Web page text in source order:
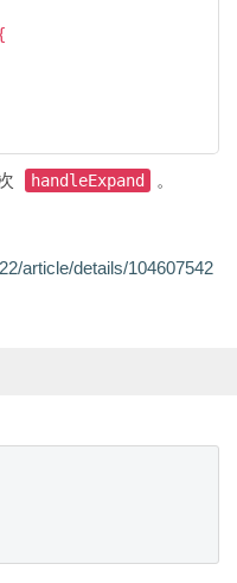
handleExpand 。
article/details/104607542